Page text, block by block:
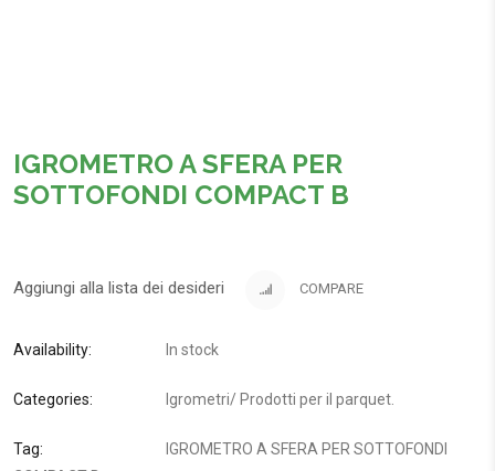
IGROMETRO A SFERA PER
SOTTOFONDI COMPACT B
Aggiungi alla lista dei desideri COMPARE
Availability: In stock
Categories: Igrometri/ Prodotti per il parquet
Tag:
IGROMETRO A SFERA PER SOTTOFONDI